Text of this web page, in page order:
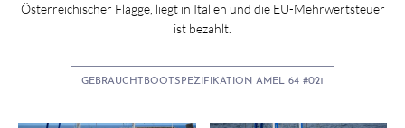
Österreichischer Flagge, liegt in Italien und die EU-Mehrwertsteuer
ist bezahlt.
GEBRAUCHTBOOTSPEZIFIKATION AMEL 64 #021